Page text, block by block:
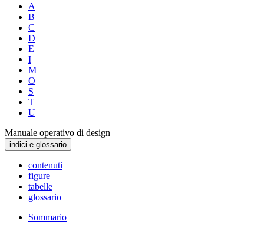
A
B
C
D
E
I
M
O
S
T
U
Manuale operativo di design
indici e glossario
contenuti
figure
tabelle
glossario
Sommario